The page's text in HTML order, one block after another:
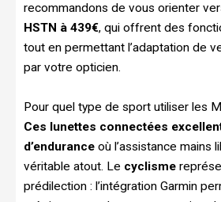
recommandons de vous orienter
HSTN à 439€, qui offrent des
tout en permettant l’adaptation de
par votre opticien.
Pour quel type de sport utiliser les
Ces lunettes connectées
d’endurance où l’assistance mains
véritable atout. Le cyclisme
prédilection : l’intégration Garmin